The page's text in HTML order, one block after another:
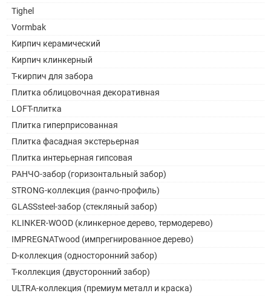
Tighel
Vormbak
Кирпич керамический
Кирпич клинкерный
Т-кирпич для забора
Плитка облицовочная декоративная
LOFT-плитка
Плитка гиперприсованная
Плитка фасадная экстерьерная
Плитка интерьерная гипсовая
РАНЧО-забор (горизонтальный забор)
STRONG-коллекция (ранчо-профиль)
GLASSsteel-забор (стекляный забор)
KLINKER-WOOD (клинкерное дерево, термодерево)
IMPREGNATwood (импрегнированное дерево)
D-коллекция (односторонний забор)
Т-коллекция (двусторонний забор)
ULTRA-коллекция (премиум металл и краска)